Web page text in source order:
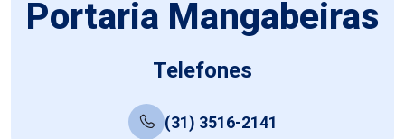
Portaria Mangabeiras
Telefones
(31) 3516-2141